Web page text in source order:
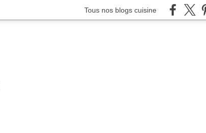
Tous nos blogs cuisine